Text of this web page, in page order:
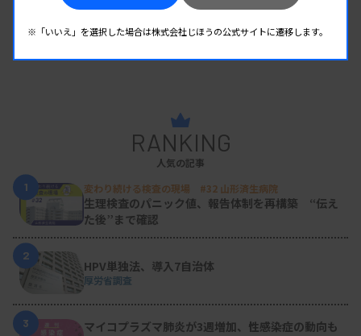
RANKING
人気の記事
1
変わり続ける検査の現場 #32 山形済生病院
生理検査のパニック値、報告体制を再構築 “伝え
た後”まで確認
2
HPV単独法、導入7自治体
厚労省調査
3
マイコプラズマ肺炎が3週増加、性感染症の動向も
※「いいえ」を選択した場合は株式会社じほうの公式サイトに遷移します。